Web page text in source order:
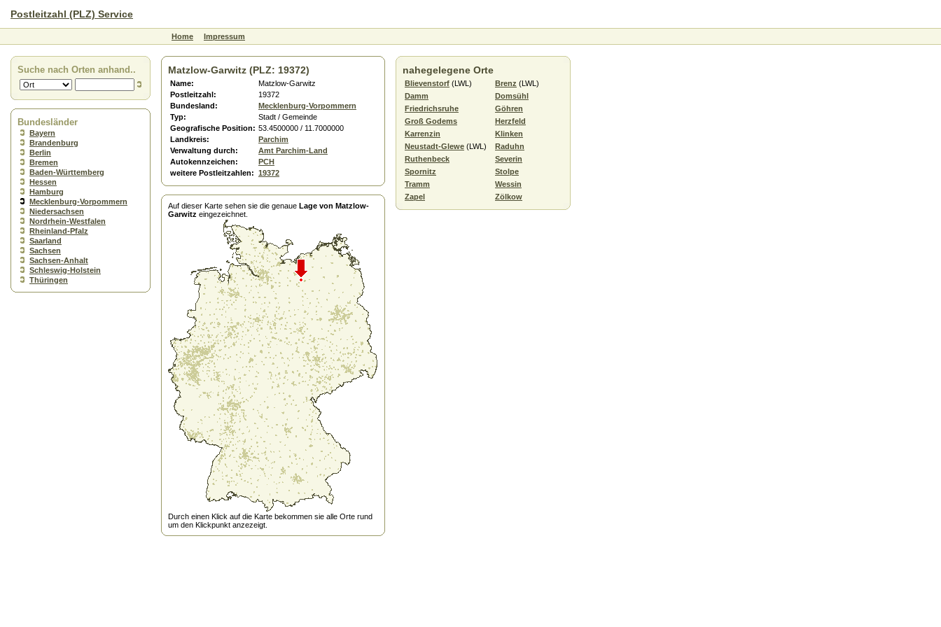
Postleitzahl (PLZ) Service
Home Impressum
Suche nach Orten anhand..
Bundesländer
Bayern
Brandenburg
Berlin
Bremen
Baden-Württemberg
Hessen
Hamburg
Mecklenburg-Vorpommern
Niedersachsen
Nordrhein-Westfalen
Rheinland-Pfalz
Saarland
Sachsen
Sachsen-Anhalt
Schleswig-Holstein
Thüringen
Matzlow-Garwitz (PLZ: 19372)
Name:
Matzlow-Garwitz
Postleitzahl:
19372
Bundesland:
Mecklenburg-Vorpommern
Typ:
Stadt / Gemeinde
Geografische Position: 53.4500000 / 11.7000000
Landkreis:
Parchim
Verwaltung durch:
Amt Parchim-Land
Autokennzeichen:
PCH
weitere Postleitzahlen: 19372
Auf dieser Karte sehen sie die genaue Lage von Matzlow-
Garwitz eingezeichnet.
Durch einen Klick auf die Karte bekommen sie alle Orte rund
um den Klickpunkt anzezeigt.
nahegelegene Orte
Blievenstorf (LWL) Brenz (LWL)
Damm
Domsühl
Friedrichsruhe
Göhren
Groß Godems
Herzfeld
Karrenzin
Klinken
Neustadt-Glewe (LWL)
Raduhn
Ruthenbeck
Severin
Spornitz
Stolpe
Tramm
Wessin
Zapel
Zölkow